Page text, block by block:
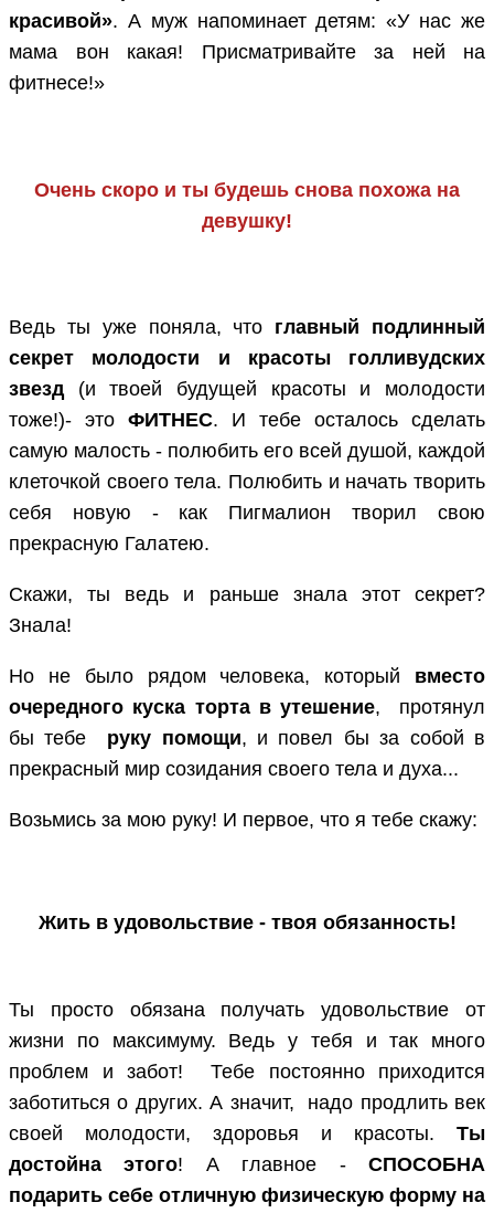
красивой». А муж напоминает детям: «У нас же
мама вон какая! Присматривайте за ней на
фитнесе!»
Очень скоро и ты будешь снова похожа на
девушку!
Ведь ты уже поняла, что главный подлинный
секрет молодости и красоты голливудских
звезд(и твоей будущей красоты и молодости
тоже!)- это ФИТНЕС. И тебе осталось сделать
самую малость - полюбить его всей душой, каждой
клеточкой своего тела. Полюбить и начать творить
себя новую - как Пигмалион творил свою
прекрасную Галатею.
Скажи, ты ведь и раньше знала этот секрет?
Знала!
Но не было рядом человека, который вместо
очередного куска торта в утешение, протянул
бы тебе руку помощи, и повел бы за собой в
прекрасный мир созидания своего тела и духа...
Возьмись за мою руку! И первое, что я тебе скажу:
Жить в удовольствие - твоя обязанность!
Ты просто обязана получать удовольствие от
жизни по максимуму. Ведь у тебя и так много
проблем и забот! Тебе постоянно приходится
заботиться о других. А значит, надо продлить век
своей молодости, здоровья и красоты. Ты
достойна этого! А главное -СПОСОБНА
подарить себе отличную физическую форму на